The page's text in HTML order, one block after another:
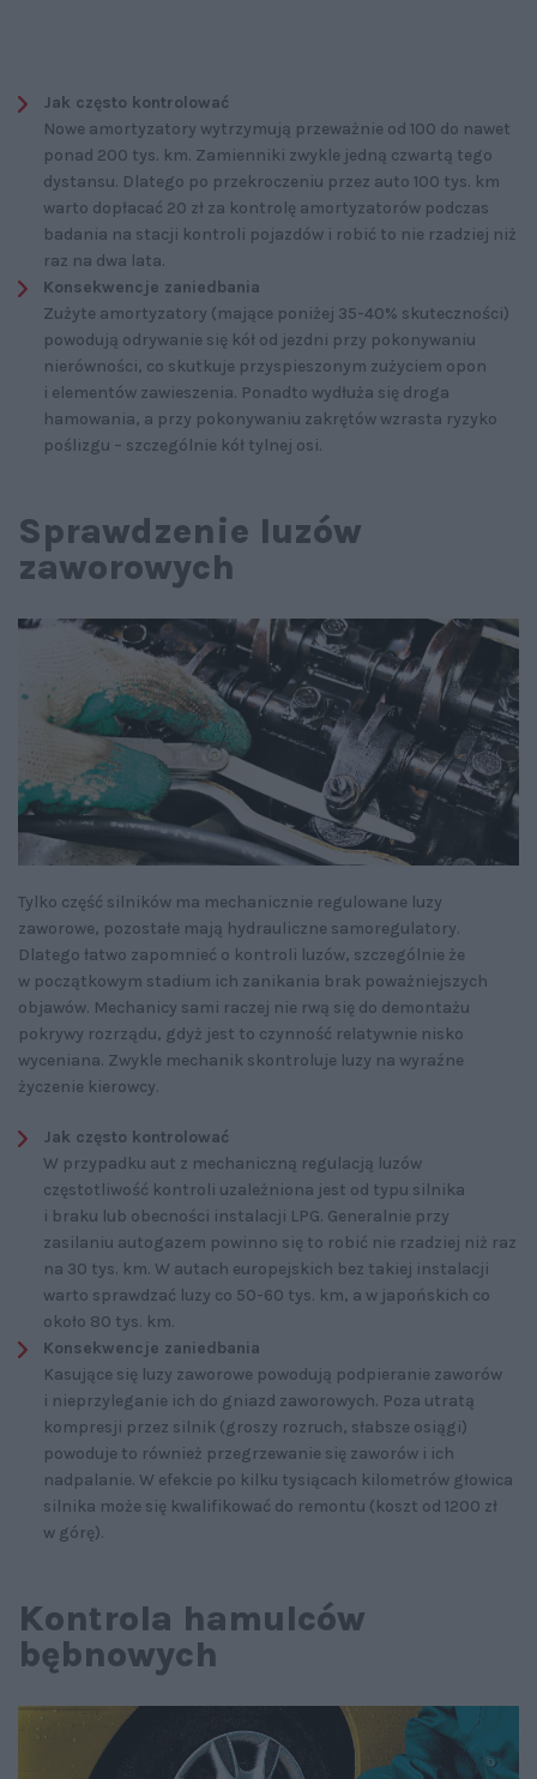
Jak często kontrolować
Nowe amortyzatory wytrzymują przeważnie od 100 do nawet
ponad 200 tys. km. Zamienniki zwykle jedną czwartą tego
dystansu. Dlatego po przekroczeniu przez auto 100 tys. km
warto dopłacać 20 zł za kontrolę amortyzatorów podczas
badania na stacji kontroli pojazdów i robić to nie rzadziej niż
raz na dwa lata.
Konsekwencje zaniedbania
Zużyte amortyzatory (mające poniżej 35-40% skuteczności)
powodują odrywanie się kół od jezdni przy pokonywaniu
nierówności, co skutkuje przyspieszonym zużyciem opon
i elementów zawieszenia. Ponadto wydłuża się droga
hamowania, a przy pokonywaniu zakrętów wzrasta ryzyko
poślizgu – szczególnie kół tylnej osi.
Sprawdzenie luzów
zaworowych
Tylko część silników ma mechanicznie regulowane luzy
zaworowe, pozostałe mają hydrauliczne samoregulatory.
Dlatego łatwo zapomnieć o kontroli luzów, szczególnie że
w początkowym stadium ich zanikania brak poważniejszych
objawów. Mechanicy sami raczej nie rwą się do demontażu
pokrywy rozrządu, gdyż jest to czynność relatywnie nisko
wyceniana. Zwykle mechanik skontroluje luzy na wyraźne
życzenie kierowcy.
Jak często kontrolować
W przypadku aut z mechaniczną regulacją luzów
częstotliwość kontroli uzależniona jest od typu silnika
i braku lub obecności instalacji LPG. Generalnie przy
zasilaniu autogazem powinno się to robić nie rzadziej niż raz
na 30 tys. km. W autach europejskich bez takiej instalacji
warto sprawdzać luzy co 50-60 tys. km, a w japońskich co
około 80 tys. km.
Konsekwencje zaniedbania
Kasujące się luzy zaworowe powodują podpieranie zaworów
i nieprzyleganie ich do gniazd zaworowych. Poza utratą
kompresji przez silnik (groszy rozruch, słabsze osiągi)
powoduje to również przegrzewanie się zaworów i ich
nadpalanie. W efekcie po kilku tysiącach kilometrów głowica
silnika może się kwalifikować do remontu (koszt od 1200 zł
w górę).
Kontrola hamulców
bębnowych